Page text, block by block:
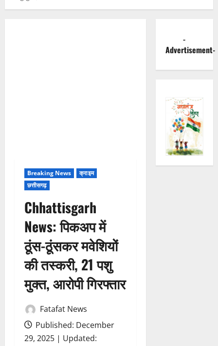
Breaking News
क्राइम
छत्तीसगढ़
Chhattisgarh
News: पिकअप में
ठूंस-ठूंसकर मवेशियों
की तस्करी, 21 पशु
मुक्त, आरोपी गिरफ्तार
Fatafat News
Published: December
29, 2025 | Updated:
-
Advertisement-